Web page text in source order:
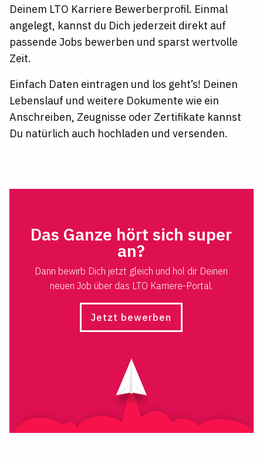
Deinem LTO Karriere Bewerberprofil. Einmal
angelegt, kannst du Dich jederzeit direkt auf
passende Jobs bewerben und sparst wertvolle
Zeit.
Einfach Daten eintragen und los geht’s! Deinen
Lebenslauf und weitere Dokumente wie ein
Anschreiben, Zeugnisse oder Zertifikate kannst
Du natürlich auch hochladen und versenden.
Das Ganze hört sich super
an?
Dann bewirb Dich jetzt gleich und hol dir Deinen
neuen Job über das LTO Karriere-Portal.
Jetzt bewerben